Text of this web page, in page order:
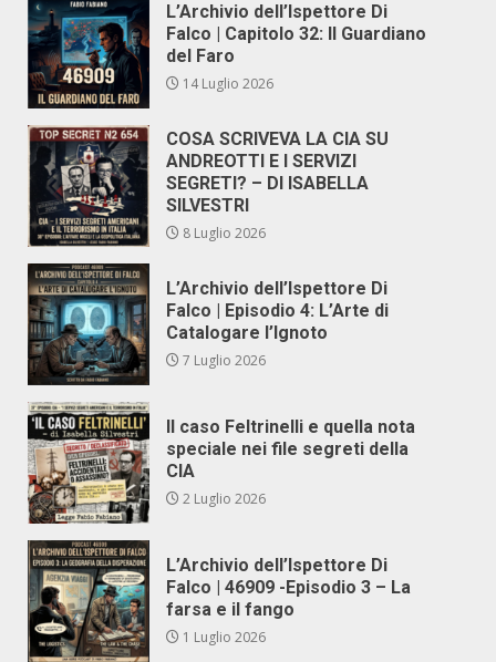
L’Archivio dell’Ispettore Di
Falco | Capitolo 32: Il Guardiano
del Faro
14 Luglio 2026
COSA SCRIVEVA LA CIA SU
ANDREOTTI E I SERVIZI
SEGRETI? – DI ISABELLA
SILVESTRI
8 Luglio 2026
L’Archivio dell’Ispettore Di
Falco | Episodio 4: L’Arte di
Catalogare l’Ignoto
7 Luglio 2026
Il caso Feltrinelli e quella nota
speciale nei file segreti della
CIA
2 Luglio 2026
L’Archivio dell’Ispettore Di
Falco | 46909 -Episodio 3 – La
farsa e il fango
1 Luglio 2026